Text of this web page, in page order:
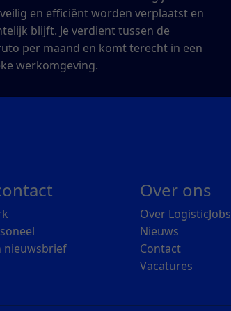
en efficiënt worden verplaatst en
blijft. Je verdient tussen de
per maand en komt terecht in een
werkomgeving.
nieuwsbrief
Over ons
Over LogisticJobs
Nieuws
Contact
Vacatures